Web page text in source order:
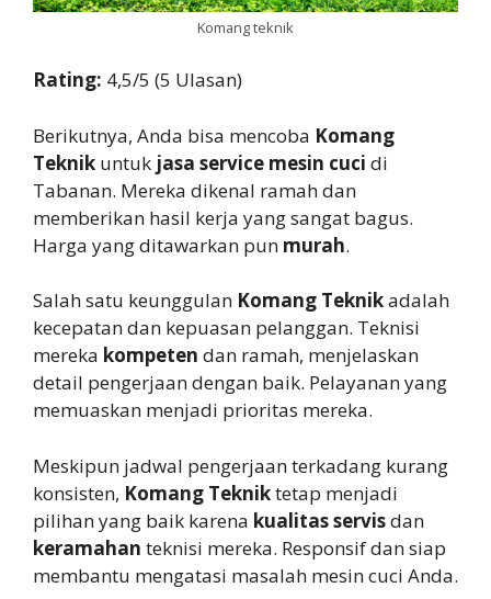
Komang teknik
Rating: 4,5/5 (5 Ulasan)
Berikutnya, Anda bisa mencoba Komang
Teknik untuk jasa service mesin cuci di
Tabanan. Mereka dikenal ramah dan
memberikan hasil kerja yang sangat bagus.
Harga yang ditawarkan pun murah.
Salah satu keunggulan Komang Teknikadalah
kecepatan dan kepuasan pelanggan. Teknisi
mereka kompeten dan ramah, menjelaskan
detail pengerjaan dengan baik. Pelayanan yang
memuaskan menjadi prioritas mereka.
Meskipun jadwal pengerjaan terkadang kurang
konsisten, Komang Tekniktetap menjadi
pilihan yang baik karena kualitas servisdan
keramahan teknisi mereka. Responsif dan siap
membantu mengatasi masalah mesin cuci Anda.